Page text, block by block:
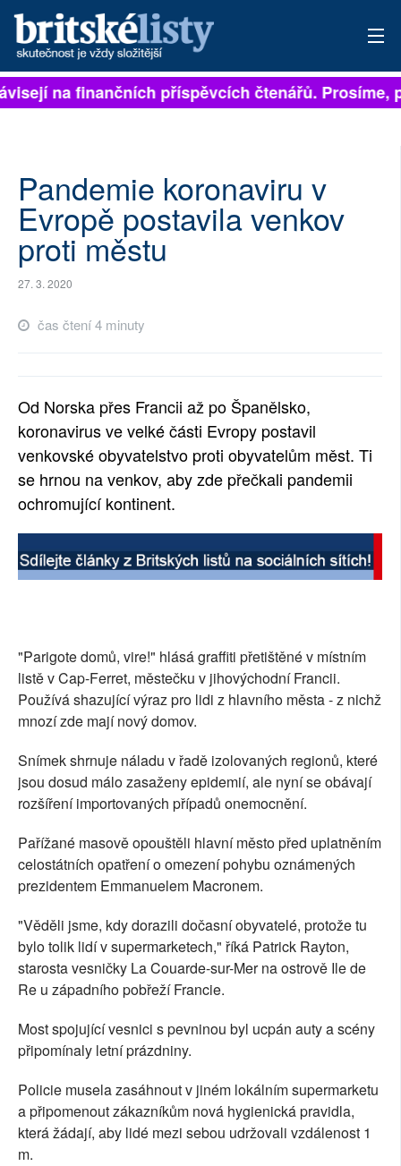
PŘIHLÁSIT
ARCHIV
ROZHOVORY
TÉMATA
SOCIÁLNÍ SÍTĚ
RUBRIKY
PLNÁ VERZE STRÁNEK
na finančních příspěvcích čtenářů. Prosíme,
Pandemie koronaviru v
Evropě postavila venkov
proti městu
27. 3. 2020
čas čtení 4 minuty
Od Norska přes Francii až po Španělsko,
koronavirus ve velké části Evropy postavil
venkovské obyvatelstvo proti obyvatelům měst. Ti
se hrnou na venkov, aby zde přečkali pandemii
ochromující kontinent.
"Parigote domů, vire!" hlásá graffiti přetištěné v místním
listě v Cap-Ferret, městečku v jihovýchodní Francii.
Používá shazující výraz pro lidi z hlavního města - z nichž
mnozí zde mají nový domov.
Snímek shrnuje náladu v řadě izolovaných regionů, které
jsou dosud málo zasaženy epidemií, ale nyní se obávají
rozšíření importovaných případů onemocnění.
Pařížané masově opouštěli hlavní město před uplatněním
celostátních opatření o omezení pohybu oznámených
prezidentem Emmanuelem Macronem.
"Věděli jsme, kdy dorazili dočasní obyvatelé, protože tu
bylo tolik lidí v supermarketech," říká Patrick Rayton,
starosta vesničky La Couarde-sur-Mer na ostrově Ile de
Re u západního pobřeží Francie.
Most spojující vesnici s pevninou byl ucpán auty a scény
připomínaly letní prázdniny.
Policie musela zasáhnout v jiném lokálním supermarketu
a připomenout zákazníkům nová hygienická pravidla,
která žádají, aby lidé mezi sebou udržovali vzdálenost 1
m.